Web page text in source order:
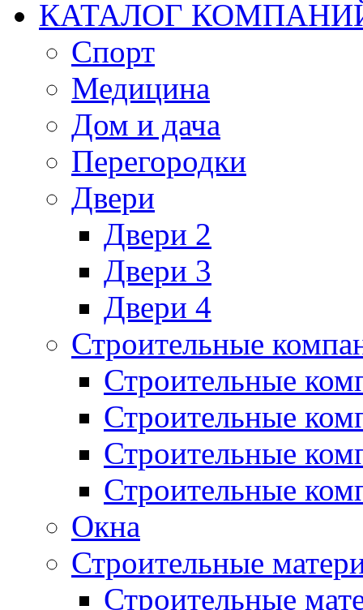
КАТАЛОГ
Спорт
Медицина
Дом и дача
Перегородки
Двери
Двери 2
Двери 3
Двери 4
Строительные
Строительные
Строительные
Строительные
Строительные
Окна
Строительные
Строительные